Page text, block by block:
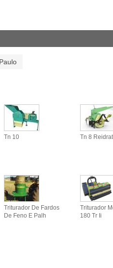
Tn 10 Tn 8
Triturador De Fardos
De Feno E Palh
Triturador
180 Tr Ii